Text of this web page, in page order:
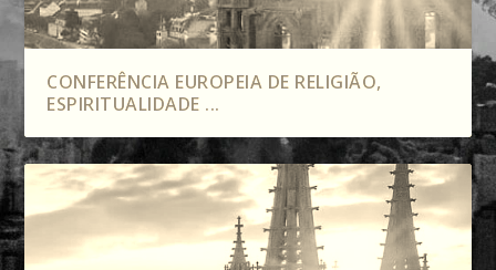
CONFERÊNCIA EUROPEIA DE RELIGIÃO,
ESPIRITUALIDADE ...